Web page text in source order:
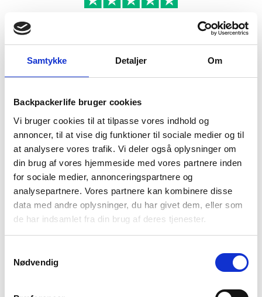
Samtykke Detaljer Om
Backpackerlife bruger cookies
Vi bruger cookies til at tilpasse vores indhold og
annoncer, til at vise dig funktioner til sociale medier og til
at analysere vores trafik. Vi deler også oplysninger om
din brug af vores hjemmeside med vores partnere inden
for sociale medier, annonceringspartnere og
analysepartnere. Vores partnere kan kombinere disse
data med andre oplysninger, du har givet dem, eller som
de har indsamlet fra din brug af deres tjenester.
Nødvendig
BESKRIVELSE BRAND
Nemos Tensor All-Season er et let og komfortabel
liggeunderlag, der kan bruges året rundt. Det er udviklet til dig
kompromis med vægten og pakkevolumen.
varmeisolering og gør at det kan bruges året rundt.